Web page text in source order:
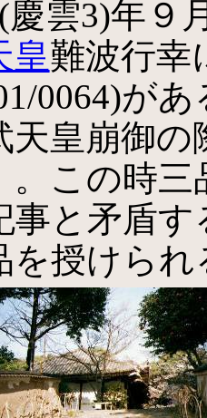
慶雲3)年９
皇難波行幸
0064)が
天皇崩御の
。この時三
事と矛盾す
を授けられ